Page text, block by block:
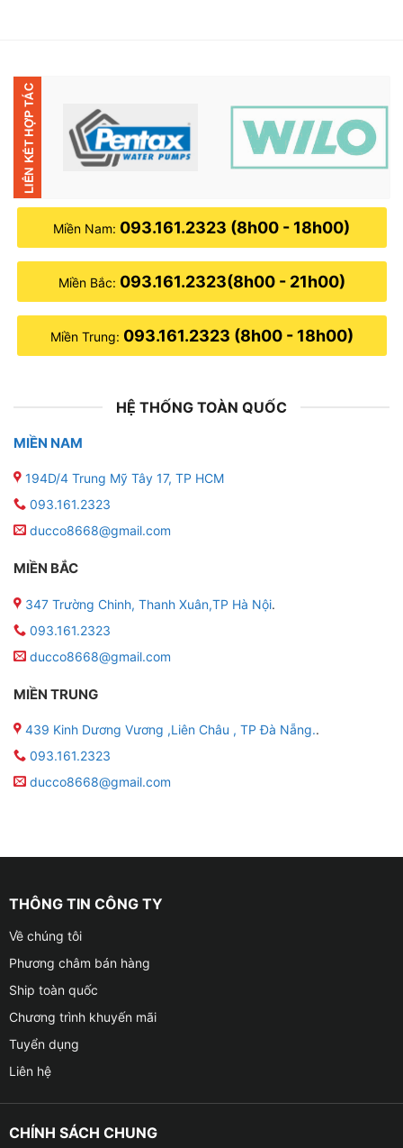
Miền Nam: 093.161.2323 (8h00 - 18h00)
Miền Bắc: 093.161.2323(8h00 - 21h00)
Miền Trung: 093.161.2323 (8h00 - 18h00)
HỆ THỐNG TOÀN QUỐC
MIỀN NAM
194D/4 Trung Mỹ Tây 17, TP HCM
093.161.2323
ducco8668@gmail.com
MIỀN BẮC
347 Trường Chinh, Thanh Xuân,TP Hà Nội.
093.161.2323
ducco8668@gmail.com
MIỀN TRUNG
439 Kinh Dương Vương ,Liên Châu , TP Đà Nẵng..
093.161.2323
ducco8668@gmail.com
THÔNG TIN CÔNG TY
Về chúng tôi
Phương châm bán hàng
Ship toàn quốc
Chương trình khuyến mãi
Tuyển dụng
Liên hệ
CHÍNH SÁCH CHUNG